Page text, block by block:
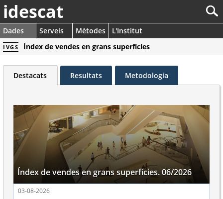
idescat
Dades Serveis Mètodes L'Institut
IVGS Índex de vendes en grans superfícies
Destacats Resultats Metodologia
Índex de vendes en grans superfícies. 06/2026
03-08-2026